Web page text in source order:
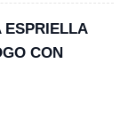
ESPRIELLA
CON